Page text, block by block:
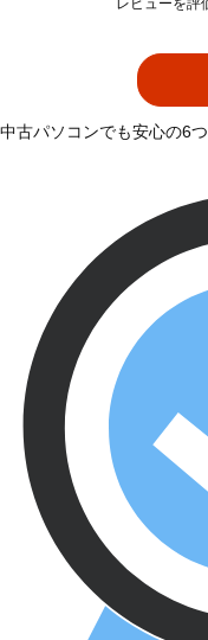
レビューを評
中古パソコンでも安心の6